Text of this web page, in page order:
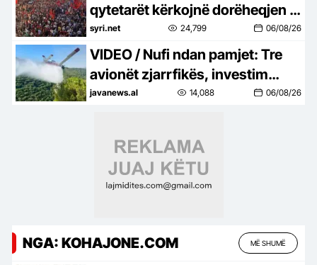
qytetarët kërkojnë dorëheqjen e
Ramës dhe hetimin e tij nga
SPAK-u
syri.net 24,799 06/08/26
VIDEO / Nufi ndan pamjet: Tre
avionët zjarrfikës, investim
strategjik për sigurinë e
javanews.al 14,088 06/08/26
NGA: KOHAJONE.COM MË SHUMË